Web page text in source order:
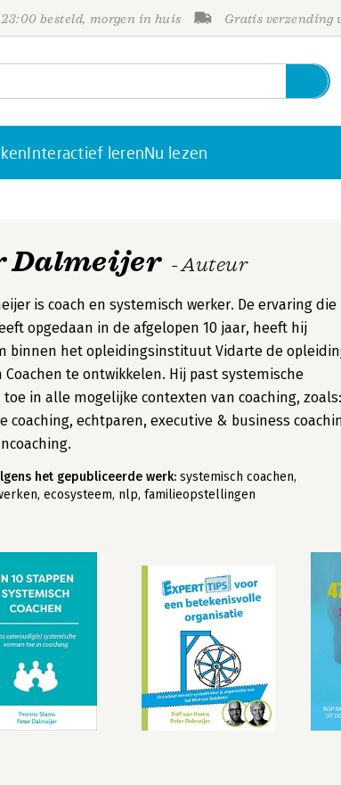
besteld, morgen in huis Gratis verzending
Interactief lerenNu lezen
Dalmeijer - Auteur
is coach en systemisch werker. De ervaring die
opgedaan in de afgelopen 10 jaar, heeft hij
binnen het opleidingsinstituut Vidarte de
Coachen te ontwikkelen. Hij past systemische
in alle mogelijke contexten van coaching, zoals:
coaching, echtparen, executive & business
het gepubliceerde werk: systemisch coachen,
ecosysteem, nlp, familieopstellingen